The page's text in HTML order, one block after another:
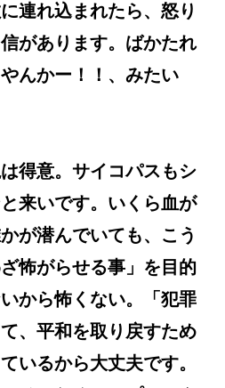
連れ込まれたら、怒り
があります。ばかたれ
んかー！！、みたい
得意。サイコパスもシ
来いです。いくら血が
が潜んでいても、こう
怖がらせる事」を目的
から怖くない。「犯罪
、平和を取り戻すため
いるから大丈夫です。